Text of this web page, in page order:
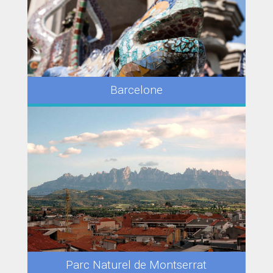
Barcelone
Parc Naturel de Montserrat